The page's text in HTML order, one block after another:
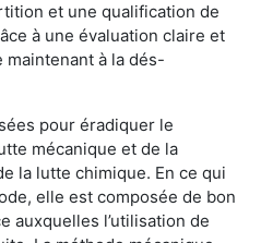
et une qualification de
à une évaluation claire et
maintenant à la dés-
pour éradiquer le
mécanique et de la
la lutte chimique. En ce qui
elle est composée de bon
auxquelles l’utilisation de